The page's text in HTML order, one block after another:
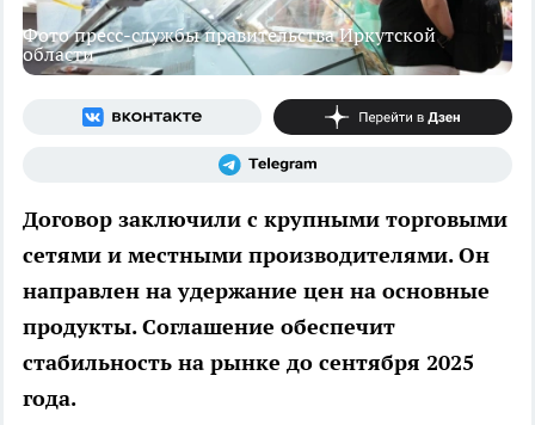
Фото пресс-службы правительства Иркутской
области
Договор заключили с крупными торговыми
сетями и местными производителями. Он
направлен на удержание цен на основные
продукты. Соглашение обеспечит
стабильность на рынке до сентября 2025
года.